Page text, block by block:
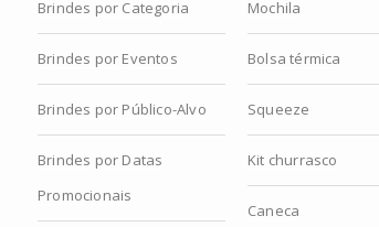
Brindes por Categoria
Brindes por Eventos
Brindes por Público-Alvo
Brindes por Datas
Promocionais
Mochila
Bolsa térmica
Squeeze
Kit churrasco
Caneca